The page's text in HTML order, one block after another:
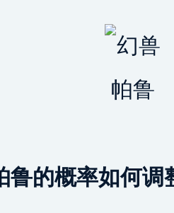
鲁的概率如何调